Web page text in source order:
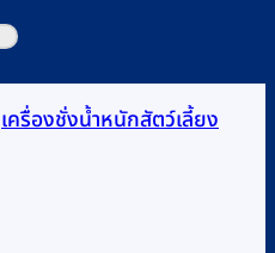
เครื่องชั่งน้ำหนักสัตว์เลี้ยง